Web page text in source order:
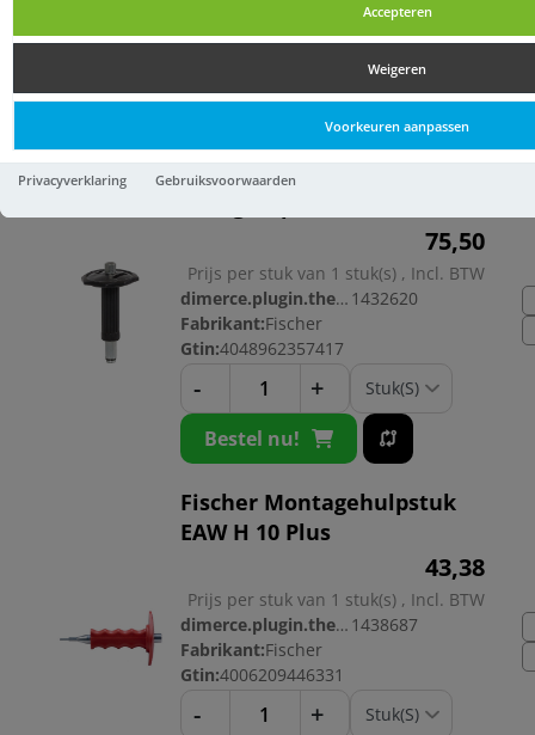
Accepteren
Weigeren
Voorkeuren aanpassen
Privacyverklaring Gebruiksvoorwaarden
Montagegereedschap
Montagegereedschap
Fischer fischer
75,50
Prijs per stuk van 1 stuk(s) , Incl. BTW
dimerce.plugin.theme.productnr: 1432620
Fabrikant:Fischer
Gtin:4048962357417
- +
Bestel nu!
Fischer Montagehulpstuk
EAW H 10 Plus
43,38
Prijs per stuk van 1 stuk(s) , Incl. BTW
dimerce.plugin.theme.productnr: 1438687
Fabrikant:Fischer
Gtin:4006209446331
- +